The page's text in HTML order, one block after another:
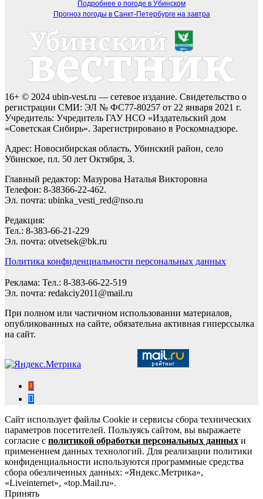
Подробнее о погоде в Убинском
Прогноз погоды в Санкт-Петербурге на завтра
16+ © 2024 ubin-vest.ru — сетевое издание. Свидетельство о
регистрации СМИ: ЭЛ № ФС77-80257 от 22 января 2021 г.
Учредитель: Учредитель ГАУ НСО «Издательский дом
«Советская Сибирь». Зарегистрировано в Роскомнадзоре.
Адрес: Новосибирская область, Убинский район, село
Убинское, пл. 50 лет Октября, 3.
Главный редактор: Мазурова Наталья Викторовна
Телефон: 8-38366-22-462.
Эл. почта: ubinka_vesti_red@nso.ru
Редакция:
Тел.: 8-383-66-21-229
Эл. почта: otvetsek@bk.ru
Политика конфиденциальности персональных данных
Реклама: Тел.: 8-383-66-22-519
Эл. почта: redakciy2011@mail.ru
При полном или частичном использовании материалов,
опубликованных на сайте, обязательна активная гиперссылка
на сайт.
Сайт использует файлы Cookie и сервисы сбора технических
параметров посетителей. Пользуясь сайтом, вы выражаете
согласие с политикой обработки персональных данных и
применением данных технологий. Для реализации политики
конфиденциальности используются программные средства
сбора обезличенных данных: «Яндекс.Метрика»,
«Liveinternet», «top.Mail.ru».
Принять